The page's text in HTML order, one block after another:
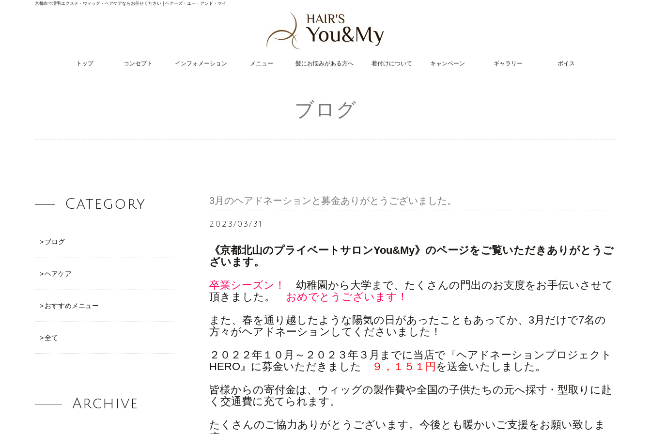
京都市で増毛エクステ・ウィッグ・ヘアケアならお任せください | ヘアーズ・ユー・アンド・マイ
トップ コンセプト インフォメーション メニュー 髪にお悩みがある方へ 着付けについて キャンペーン ギャラリー ボイス
ブログ
Category
ブログ
ヘアケア
おすすめメニュー
全て
Archive
3月のヘアドネーションと募金ありがとうございました。
2023/03/31
《京都北山のプライベートサロンYou&My》のページをご覧いただきありがとうご
ざいます。
卒業シーズン！
幼稚園から大学まで、たくさんの門出のお支度をお手伝いさせて
頂きました。 おめでとうございます！
また、春を通り越したような陽気の日があったこともあってか、3月だけで7名の
方々がヘアドネーションしてくださいました！
２０２２年１０月～２０２３年３月までに当店で『ヘアドネーションプロジェクト
HERO』に募金いただきました
９，１５１円 を送金いたしました。
皆様からの寄付金は、ウィッグの製作費や全国の子供たちの元へ採寸・型取りに赴
く交通費に充てられます。
たくさんのご協力ありがとうございます。今後とも暖かいご支援をお願い致しま